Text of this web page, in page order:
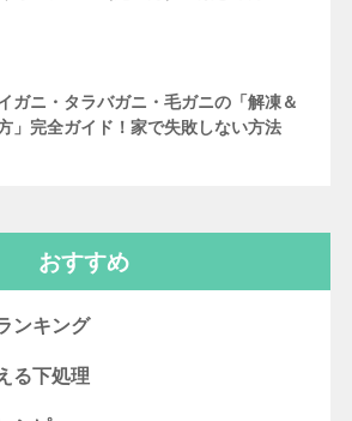
ガニ・タラバガニ・毛ガニの「解凍＆
」完全ガイド！家で失敗しない方法
おすすめ
ンキング
る下処理